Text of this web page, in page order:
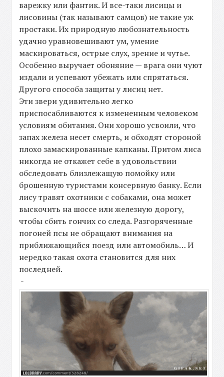
варежку или фантик. И все-таки лисицы и
лисовины (так называют самцов) не такие уж
простаки. Их природную любознательность
удачно уравновешивают ум, умение
маскироваться, острые слух, зрение и чутье.
Особенно выручает обоняние — врага они чуют
издали и успевают убежать или спрятаться.
Другого способа защиты у лисиц нет.
Эти звери удивительно легко
приспосабливаются к измененным человеком
условиям обитания. Они хорошо усвоили, что
запах железа несет смерть, и обходят стороной
плохо замаскированные капканы. Притом лиса
никогда не откажет себе в удовольствии
обследовать близлежащую помойку или
брошенную туристами консервную банку. Если
лису травят охотники с собаками, она может
выскочить на шоссе или железную дорогу,
чтобы сбить гончих со следа. Разгоряченные
погоней псы не обращают внимания на
приближающийся поезд или автомобиль… И
нередко такая охота становится для них
последней.
-